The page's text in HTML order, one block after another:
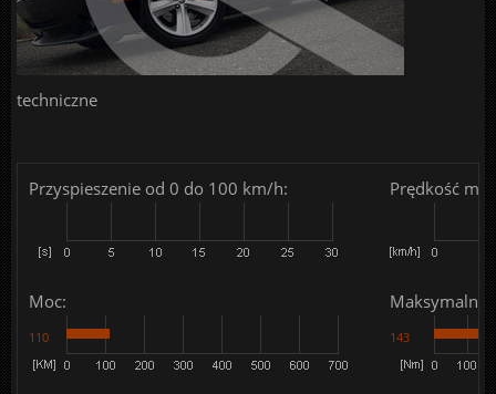
techniczne
Przyspieszenie od 0 do 100 km/h: Prędkość
Moc:
110
Maksymalny
143